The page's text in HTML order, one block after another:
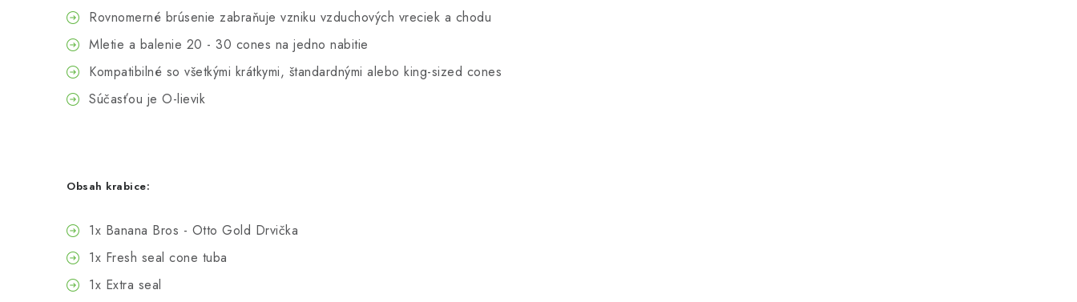
Rovnomerné brúsenie zabraňuje vzniku vzduchových vreciek a chodu
Mletie a balenie 20 - 30 cones na jedno nabitie
Kompatibilné so všetkými krátkymi, štandardnými alebo king-sized cones
Súčasťou je O-lievik
Obsah krabice:
1x Banana Bros - Otto Gold Drvička
1x Fresh seal cone tuba
1x Extra seal